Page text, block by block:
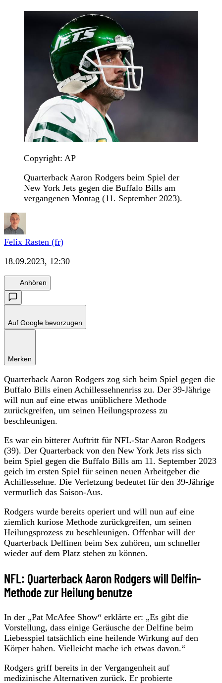
Copyright: AP
Quarterback Aaron Rodgers beim Spiel der
New York Jets gegen die Buffalo Bills am
vergangenen Montag (11. September 2023).
Felix Rasten (fr)
18.09.2023, 12:30
Anhören
Auf Google bevorzugen
Merken
Quarterback Aaron Rodgers zog sich beim Spiel gegen die
Buffalo Bills einen Achillessehnenriss zu. Der 39-Jährige
will nun auf eine etwas unüblichere Methode
zurückgreifen, um seinen Heilungsprozess zu
beschleunigen.
Es war ein bitterer Auftritt für NFL-Star Aaron Rodgers
(39). Der Quarterback von den New York Jets riss sich
beim Spiel gegen die Buffalo Bills am 11. September 2023
geich im ersten Spiel für seinen neuen Arbeitgeber die
Achillessehne. Die Verletzung bedeutet für den 39-Jährige
vermutlich das Saison-Aus.
Rodgers wurde bereits operiert und will nun auf eine
ziemlich kuriose Methode zurückgreifen, um seinen
Heilungsprozess zu beschleunigen. Offenbar will der
Quarterback Delfinen beim Sex zuhören, um schneller
wieder auf dem Platz stehen zu können.
NFL: Quarterback Aaron Rodgers will Delfin-
Methode zur Heilung benutze
In der „Pat McAfee Show“ erklärte er: „Es gibt die
Vorstellung, dass einige Geräusche der Delfine beim
Liebesspiel tatsächlich eine heilende Wirkung auf den
Körper haben. Vielleicht mache ich etwas davon.“
Rodgers griff bereits in der Vergangenheit auf
medizinische Alternativen zurück. Er probierte